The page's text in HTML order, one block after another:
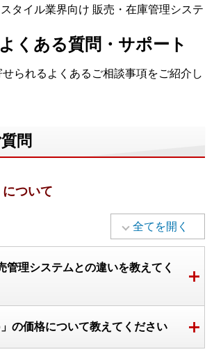
タイル業界向け 販売・在庫管理システ
くある質問・サポート
せられるよくあるご相談事項をご紹介し
問
について
全てを開く
管理システムとの違いを教えてく
の価格について教えてください